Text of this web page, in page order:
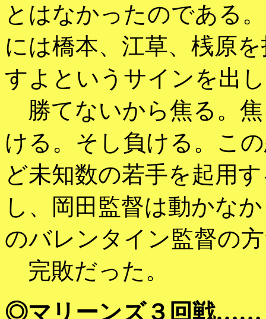
とはなかったのである
には橋本、江草、桟原
すよというサインを出
勝てないから焦る。
ける。そし負ける。こ
ど未知数の若手を起用
し、岡田監督は動かな
のバレンタイン監督の
完敗だった。
◎マリーンズ３回戦……